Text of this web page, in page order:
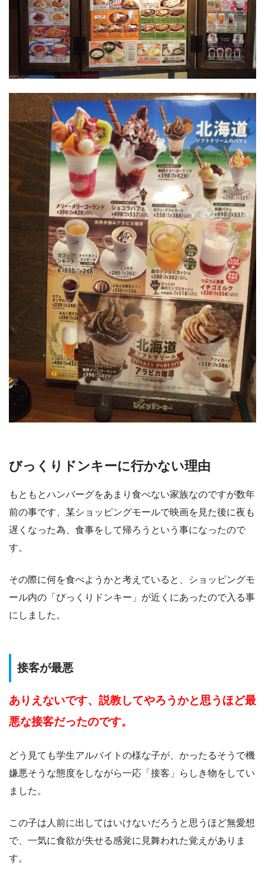
びっくりドンキーに行かない理由
もともとハンバーグをあまり食べない家族なのですが数年
前の事です、某ショッピングモールで映画を見た後に夜も
遅くなった為、食事をして帰ろうという事になったので
す。
その際に何を食べようかと考えていると、ショッピングモ
ール内の「びっくりドンキー」が近くにあったので入る事
にしました。
接客が最悪
ありえないです、説教してやろうかと思うほど最
悪な接客だったのです。
どう見ても学生アルバイトの様な子が、かったるそうで機
嫌悪そうな態度をしながら一応「接客」らしき物をしてい
ました。
この子は人前に出してはいけないだろうと思うほど無愛想
で、一気に食欲が失せる感覚に見舞われた覚えがありま
す。